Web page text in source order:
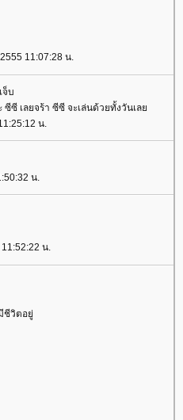
11:07:28 น.
จ็บ
ซีซี เลยจร้า ซีซี จะเล่นด้วยทั้งวันเล
น.
น.
น.
ชีวิตอยู่